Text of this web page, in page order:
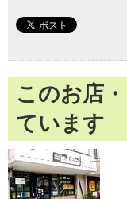
このお店
ています